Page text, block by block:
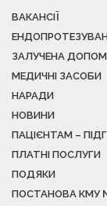
ВАКАНСІЇ
ЗАЛУЧЕНА
МЕДИЧНІ ЗАСОБИ
НАРАДИ
НОВИНИ
ПАЦІЄНТАМ –
ПЛАТНІ ПОСЛУГИ
ПОДЯКИ
ПОСТАНОВА КМУ